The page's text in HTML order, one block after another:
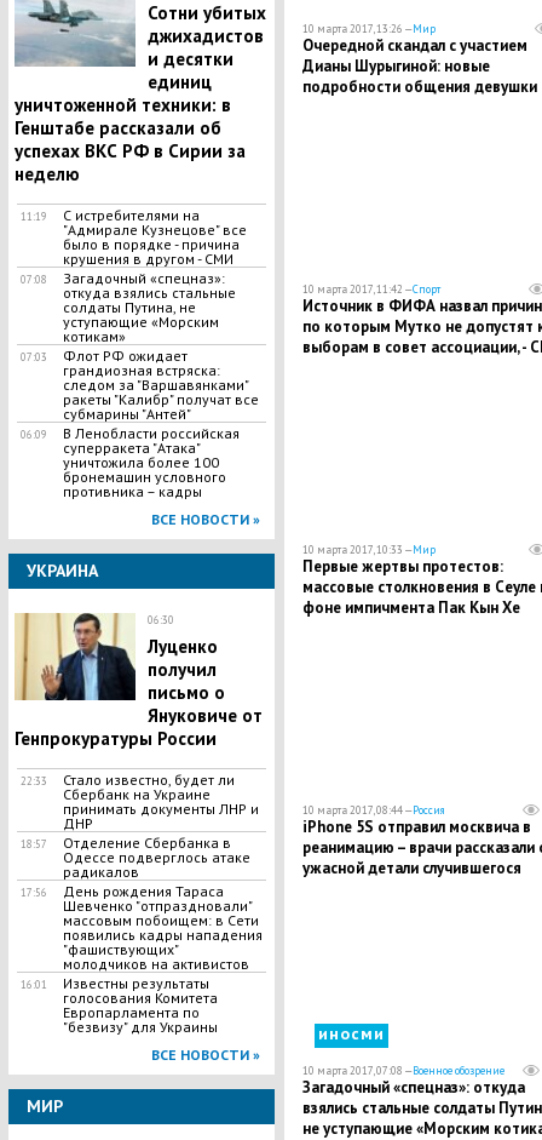
Сотни убитых
джихадистов
и десятки
единиц
уничтоженной техники: в
Генштабе рассказали об
успехах ВКС РФ в Сирии за
неделю
11:19
С истребителями на
"Адмирале Кузнецове" все
было в порядке - причина
крушения в другом - СМИ
07:08
Загадочный «спецназ»:
откуда взялись стальные
солдаты Путина, не
уступающие «Морским
котикам»
07:03
Флот РФ ожидает
грандиозная встряска:
следом за "Варшавянками"
ракеты "Калибр" получат все
субмарины "Антей"
06:09
В Ленобласти российская
суперракета "Атака"
уничтожила более 100
бронемашин условного
противника – кадры
ВСЕ НОВОСТИ »
УКРАИНА
06:30
Луценко
получил
письмо о
Януковиче от
Генпрокуратуры России
22:33
Стало известно, будет ли
Сбербанк на Украине
принимать документы ЛНР и
ДНР
18:57
Отделение Сбербанка в
Одессе подверглось атаке
радикалов
17:56
День рождения Тараса
Шевченко "отпраздновали"
массовым побоищем: в Сети
появились кадры нападения
"фашиствующих"
молодчиков на активистов
16:01
Известны результаты
голосования Комитета
Европарламента по
"безвизу" для Украины
ВСЕ НОВОСТИ »
МИР
10 марта 2017, 13:26 —Мир
Очередной скандал с участием
Дианы Шурыгиной: новые
подробности общения девушки
10 марта 2017, 11:42 —Спорт
Источник в ФИФА назвал
по которым Мутко не допустят
выборам в совет ассоциации, -
10 марта 2017, 10:33 —Мир
Первые жертвы протестов:
массовые столкновения в Сеуле
фоне импичмента Пак Кын Хе
10 марта 2017, 08:44 —Россия
iPhone 5S отправил москвича в
реанимацию – врачи рассказали
ужасной детали случившегося
иносми
10 марта 2017, 07:08 —Военное обозрение
Загадочный «спецназ»: откуда
взялись стальные солдаты
не уступающие «Морским